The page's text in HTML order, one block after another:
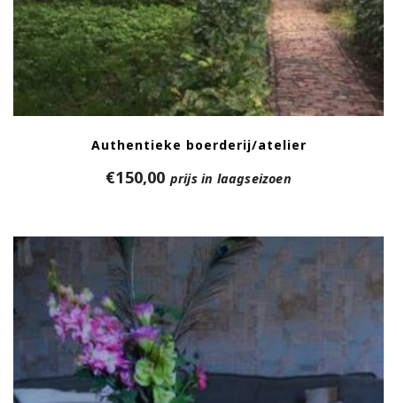
Authentieke boerderij/atelier
€150,00 prijs in laagseizoen